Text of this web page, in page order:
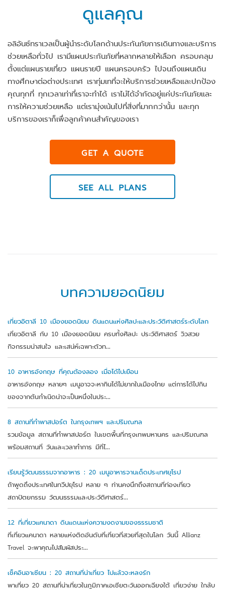
ดูแลคุณ
อลิอันซ์ทราเวลเป็นผู้นำระดับโลกด้านประกันภัยการเดินทางและบริการ
ช่วยเหลือทั่วไป เรามีแผนประกันภัยที่หลากหลายให้เลือก ครอบคลุม
ตั้งแต่แผนรายเที่ยว แผนรายปี แผนครอบครัว ไปจนถึงแผนเดิน
ทางศึกษาต่อต่างประเทศ เราทุ่มเทที่จะให้บริการช่วยเหลือและปกป้อง
คุณทุกที่ ทุกเวลาเท่าที่เราจะทำได้ เราไม่ได้จำกัดอยู่แค่ประกันภัยและ
การให้ความช่วยเหลือ แต่เรามุ่งเน้นไปที่สิ่งที่มากกว่านั้น และทุก
บริการของเราก็เพื่อลูกค้าคนสำคัญของเรา
GET A QUOTE
SEE ALL PLANS
บทความยอดนิยม
เที่ยวอิตาลี 10 เมืองยอดนิยม ดินแดนแห่งศิลปะและประวัติศาสตร์ระดับโลก
เที่ยวอิตาลี กับ 10 เมืองยอดนิยม ครบทั้งศิลปะ ประวัติศาสตร์ วิวสวย
กิจกรรมน่าสนใจ และเสน่ห์เฉพาะตัวท...
10 อาหารอังกฤษ ที่คุณต้องลอง เมื่อได้ไปเยือน
อาหารอังกฤษ หลายๆ เมนูอาจจะหากินได้ไม่ยากในเมืองไทย แต่การได้ไปกิน
ของจากต้นกำเนิดน่าจะเป็นหนึ่งในประ...
8 สถานที่ทำพาสปอร์ต ในกรุงเทพฯ และปริมณฑล
รวมข้อมูล สถานที่ทำพาสปอร์ต ในเขตพื้นที่กรุงเทพมหานคร และปริมณฑล
พร้อมสถานที่ วันและเวลาทำการ มีที่ไ...
เรียนรู้วัฒนธรรมจากอาหาร : 20 เมนูอาหารจานเด็ดประเทศยุโรป
ถ้าพูดถึงประเทศในทวีปยุโรป หลาย ๆ ท่านคงนึกถึงสถานที่ท่องเที่ยว
สถาปัตยกรรม วัฒนธรรมและประวัติศาสตร์...
12 ที่เที่ยวแคนาดา ดินแดนแห่งความงดงามของธรรมชาติ
ที่เที่ยวแคนาดา หลายแห่งติดอันดับที่เที่ยวที่สวยที่สุดในโลก วันนี้ Allianz
Travel จะพาคุณไปสัมผัสประ...
เช็คอินอาเซียน : 20 สถานที่น่าเที่ยว ไปแล้วจะหลงรัก
พาเที่ยว 20 สถานที่น่าเที่ยวในภูมิภาคเอเชียตะวันออกเฉียงใต้ เที่ยวง่าย ใกล้บ